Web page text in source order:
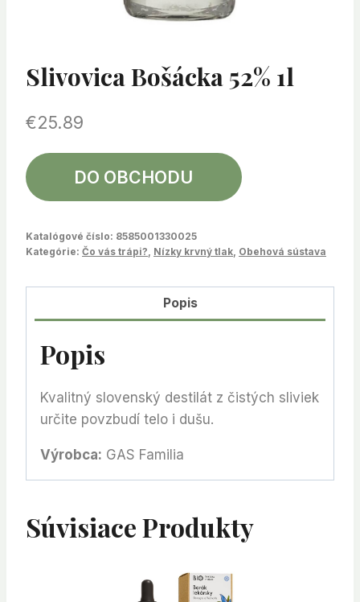
Slivovica Bošácka 52% 1l
€25.89
DO OBCHODU
Katalógové číslo: 8585001330025
Kategórie: Čo vás trápi? Nízky krvný tlak Obehová sústava
Popis
Popis
Kvalitný slovenský destilát z čistých sliviek
určite povzbudí telo i dušu.
Výrobca: GAS Familia
Súvisiace Produkty